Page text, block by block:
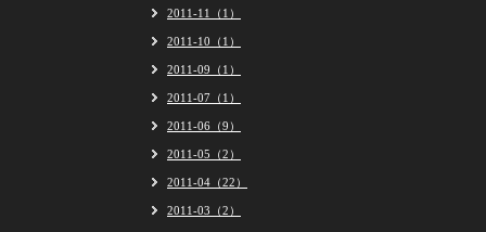
2011-11（1）
2011-10（1）
2011-09（1）
2011-07（1）
2011-06（9）
2011-05（2）
2011-04（22）
2011-03（2）